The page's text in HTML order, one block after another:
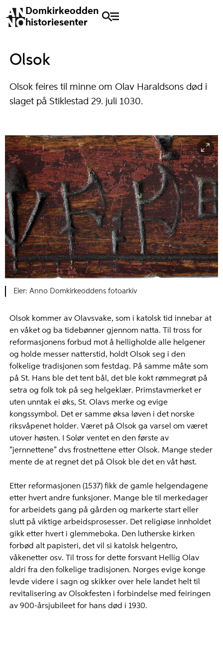
Domkirkeodden
historiesenter
Olsok
Olsok feires til minne om Olav Haraldsons død i
slaget på Stiklestad 29. juli 1030.
Anno Domkirkeoddens fotoarkiv
Olsok kommer av Olavsvake, som i katolsk tid innebar at
en våket og ba tidebønner gjennom natta. Til tross for
reformasjonens forbud mot å helligholde alle helgener
og holde messer natterstid, holdt Olsok seg i den
folkelige tradisjonen som festdag. På samme måte som
på St. Hans ble det tent bål, det ble kokt rømmegrøt på
setra og folk tok på seg helgeklær. Primstavmerket er
uten unntak ei øks, St. Olavs merke og evige
kongssymbol. Det er samme øksa løven i det norske
riksvåpenet holder. Været på Olsok ga varsel om været
utover høsten. I Solør ventet en den første av
”jernnettene” dvs frostnettene etter Olsok. Mange steder
mente de at regnet det på Olsok ble det en våt høst.
Etter reformasjonen (1537) fikk de gamle helgendagene
etter hvert andre funksjoner. Mange ble til merkedager
for arbeidets gang på gården og markerte start eller
slutt på viktige arbeidsprosesser. Det religiøse innholdet
gikk etter hvert i glemmeboka. Den lutherske kirken
forbød alt papisteri, det vil si katolsk helgentro,
våkenetter osv. Til tross for dette forsvant Hellig Olav
aldri fra den folkelige tradisjonen. Norges evige konge
levde videre i sagn og skikker over hele landet helt til
revitalisering av Olsokfesten i forbindelse med feiringen
av 900-årsjubileet for hans død i 1930.